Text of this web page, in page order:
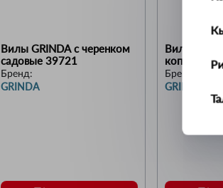
Вилы GRINDA с черенком
садовые 39721
Бренд:
GRINDA
Вилы
копальные
Бренд:
GRINDA